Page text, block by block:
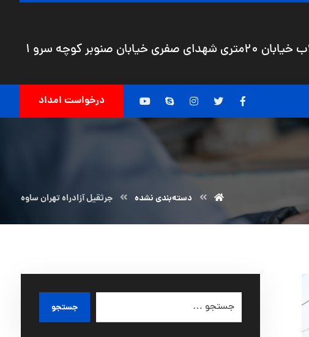
خیابان صنوبر کوچه سرو 1
درخواست امداد
دسته‌بندی نشده جرثقیل آزادراه تهران ساوه
جستجو